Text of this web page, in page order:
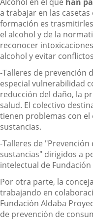
a trabajar en las
formación es
el alcohol y de la
reconocer
alcohol y evitar
-Talleres de prevención
especial vulnerabilidad
reducción del daño, la
salud. El colectivo
tienen problemas con
sustancias.
-Talleres de
sustancias" dirigidos a
intelectual de Fundación
Por otra parte, la
trabajando en
Fundación Aldaba
de prevención de